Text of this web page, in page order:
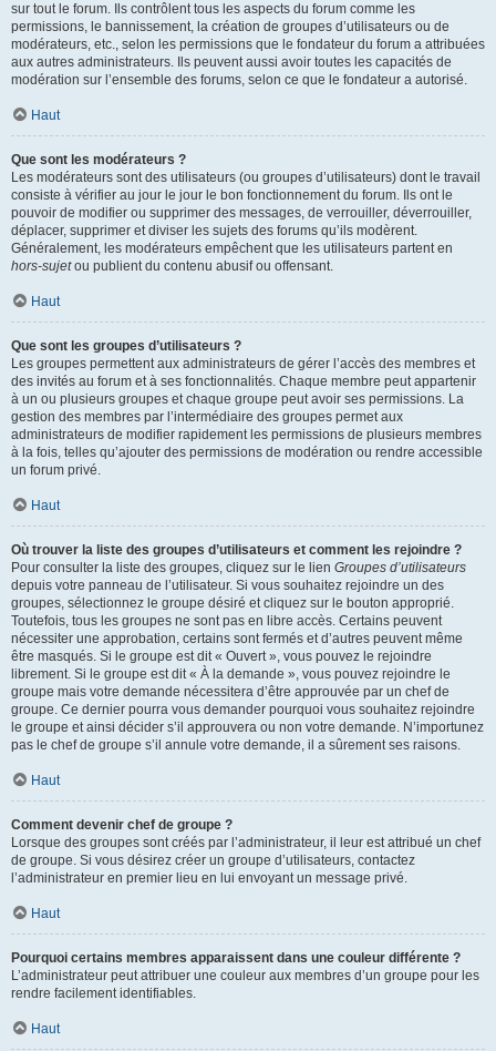
sur tout le forum. Ils contrôlent tous les aspects du forum comme les
permissions, le bannissement, la création de groupes d’utilisateurs ou de
modérateurs, etc., selon les permissions que le fondateur du forum a attribuées
aux autres administrateurs. Ils peuvent aussi avoir toutes les capacités de
modération sur l’ensemble des forums, selon ce que le fondateur a autorisé.
Haut
Que sont les modérateurs ?
Les modérateurs sont des utilisateurs (ou groupes d’utilisateurs) dont le travail
consiste à vérifier au jour le jour le bon fonctionnement du forum. Ils ont le
pouvoir de modifier ou supprimer des messages, de verrouiller, déverrouiller,
déplacer, supprimer et diviser les sujets des forums qu’ils modèrent.
Généralement, les modérateurs empêchent que les utilisateurs partent en
hors-sujetou publient du contenu abusif ou offensant.
Haut
Que sont les groupes d’utilisateurs ?
Les groupes permettent aux administrateurs de gérer l’accès des membres et
des invités au forum et à ses fonctionnalités. Chaque membre peut appartenir
à un ou plusieurs groupes et chaque groupe peut avoir ses permissions. La
gestion des membres par l’intermédiaire des groupes permet aux
administrateurs de modifier rapidement les permissions de plusieurs membres
à la fois, telles qu’ajouter des permissions de modération ou rendre accessible
un forum privé.
Haut
Où trouver la liste des groupes d’utilisateurs et comment les rejoindre ?
Pour consulter la liste des groupes, cliquez sur le lien Groupes d’utilisateurs
depuis votre panneau de l’utilisateur. Si vous souhaitez rejoindre un des
groupes, sélectionnez le groupe désiré et cliquez sur le bouton approprié.
Toutefois, tous les groupes ne sont pas en libre accès. Certains peuvent
nécessiter une approbation, certains sont fermés et d’autres peuvent même
être masqués. Si le groupe est dit « Ouvert », vous pouvez le rejoindre
librement. Si le groupe est dit « À la demande », vous pouvez rejoindre le
groupe mais votre demande nécessitera d’être approuvée par un chef de
groupe. Ce dernier pourra vous demander pourquoi vous souhaitez rejoindre
le groupe et ainsi décider s’il approuvera ou non votre demande. N’importunez
pas le chef de groupe s’il annule votre demande, il a sûrement ses raisons.
Haut
Comment devenir chef de groupe ?
Lorsque des groupes sont créés par l’administrateur, il leur est attribué un chef
de groupe. Si vous désirez créer un groupe d’utilisateurs, contactez
l’administrateur en premier lieu en lui envoyant un message privé.
Haut
Pourquoi certains membres apparaissent dans une couleur différente ?
L’administrateur peut attribuer une couleur aux membres d’un groupe pour les
rendre facilement identifiables.
Haut